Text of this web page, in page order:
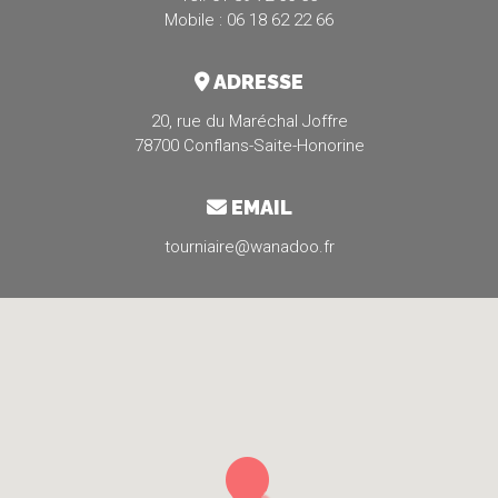
Mobile : 06 18 62 22 66
ADRESSE
20, rue du Maréchal Joffre
78700 Conflans-Saite-Honorine
EMAIL
tourniaire@wanadoo.fr